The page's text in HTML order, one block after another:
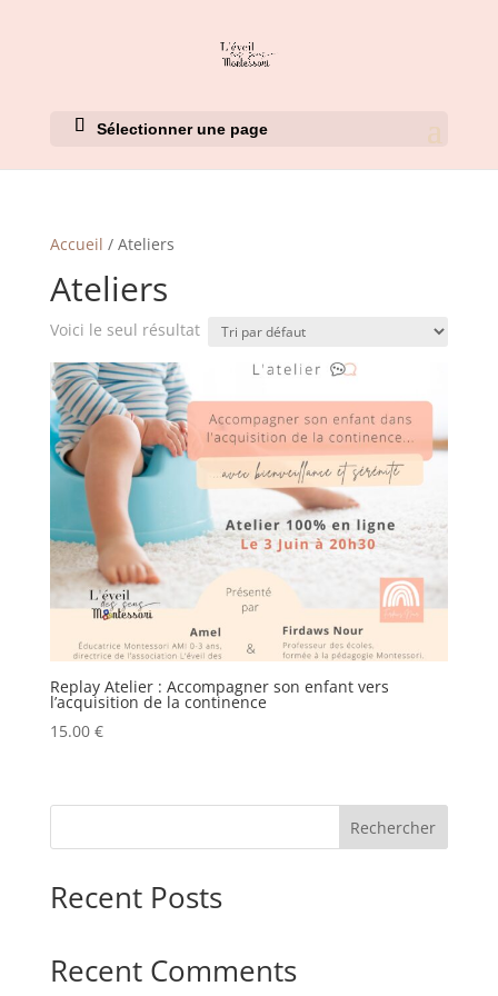
Sélectionner une page
Accueil / Ateliers
Ateliers
Voici le seul résultat
Replay Atelier : Accompagner son enfant vers
l’acquisition de la continence
15.00 €
Rechercher
Recent Posts
Recent Comments